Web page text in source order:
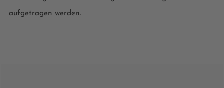
aufgetragen werden.